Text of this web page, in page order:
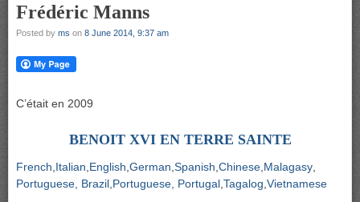
Frédéric Manns
Posted by ms on 8 June 2014, 9:37 am
C’était en 2009
BENOIT XVI EN TERRE SAINTE
French Italian English German Spanish Chinese Malagasy
Portuguese, Brazil Portuguese, Portugal Tagalog Vietnamese